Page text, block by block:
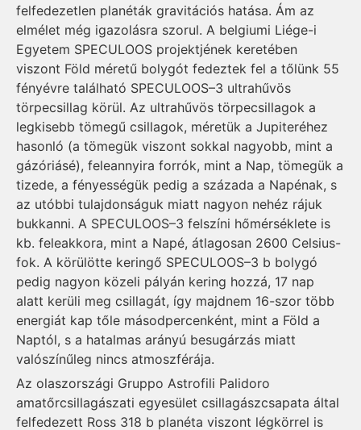
felfedezetlen planéták gravitációs hatása. Ám az
elmélet még igazolásra szorul. A belgiumi Liége-i
Egyetem SPECULOOS projektjének keretében
viszont Föld méretű bolygót fedeztek fel a tőlünk 55
fényévre található SPECULOOS–3 ultrahűvös
törpecsillag körül. Az ultrahűvös törpecsillagok a
legkisebb tömegű csillagok, méretük a Jupiteréhez
hasonló (a tömegük viszont sokkal nagyobb, mint a
gázóriásé), feleannyira forrók, mint a Nap, tömegük a
tizede, a fényességük pedig a százada a Napénak, s
az utóbbi tulajdonságuk miatt nagyon nehéz rájuk
bukkanni. A SPECULOOS–3 felszíni hőmérséklete is
kb. feleakkora, mint a Napé, átlagosan 2600 Celsius-
fok. A körülötte keringő SPECULOOS–3 b bolygó
pedig nagyon közeli pályán kering hozzá, 17 nap
alatt kerüli meg csillagát, így majdnem 16-szor több
energiát kap tőle másodpercenként, mint a Föld a
Naptól, s a hatalmas arányú besugárzás miatt
valószínűleg nincs atmoszférája.
Az olaszországi Gruppo Astrofili Palidoro
amatőrcsillagászati egyesület csillagászcsapata által
felfedezett Ross 318 b planéta viszont légkörrel is